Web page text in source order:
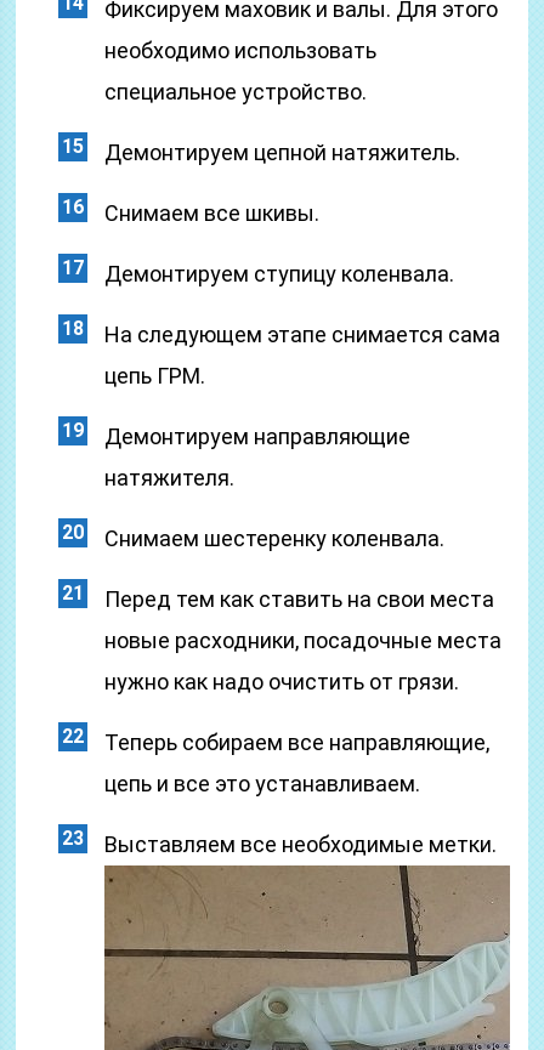
Фиксируем маховик и валы. Для этого
необходимо использовать
специальное устройство.
Демонтируем цепной натяжитель.
Снимаем все шкивы.
Демонтируем ступицу коленвала.
На следующем этапе снимается сама
цепь ГРМ.
Демонтируем направляющие
натяжителя.
Снимаем шестеренку коленвала.
Перед тем как ставить на свои места
новые расходники, посадочные места
нужно как надо очистить от грязи.
Теперь собираем все направляющие,
цепь и все это устанавливаем.
Выставляем все необходимые метки.